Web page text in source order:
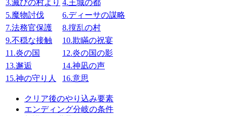
3.滅びの村より 4.王城の都
5.魔物討伐
6.ディーサの謀略
7.法務官保護
8.撹乱の村
9.不穏な接触
10.欺瞞の祝宴
11.炎の国
12.炎の国の影
13.邂逅
14.神凪の声
15.神の守り人
16.意思
クリア後のやり込み要素
エンディング分岐の条件